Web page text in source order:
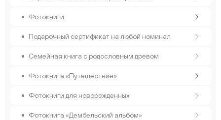
Фотокниги
Подарочный сертификат на любой номинал
Семейная книга с родословным древом
Фотокнига «Путешествие»
Фотокниги для новорожденных
Фотокнига «Дембельский альбом»